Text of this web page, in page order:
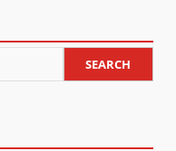
SEARCH